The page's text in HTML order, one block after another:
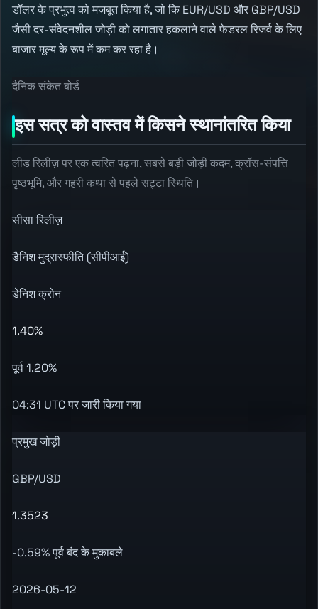
डॉलर के प्रभुत्व को मजबूत किया है, जो कि EUR/USD और GBP/USD
जैसी दर-संवेदनशील जोड़ी को लगातार हकलाने वाले फेडरल रिजर्व के लिए
बाजार मूल्य के रूप में कम कर रहा है।
दैनिक संकेत बोर्ड
इस सत्र को वास्तव में किसने स्थानांतरित किया
लीड रिलीज़ पर एक त्वरित पढ़ना, सबसे बड़ी जोड़ी कदम, क्रॉस-संपत्ति
पृष्ठभूमि, और गहरी कथा से पहले सट्टा स्थिति।
सीसा रिलीज़
डैनिश मुद्रास्फीति (सीपीआई)
डेनिश क्रोन
1.40%
पूर्व 1.20%
04:31 UTC पर जारी किया गया
प्रमुख जोड़ी
GBP/USD
1.3523
-0.59% पूर्व बंद के मुकाबले
2026-05-12